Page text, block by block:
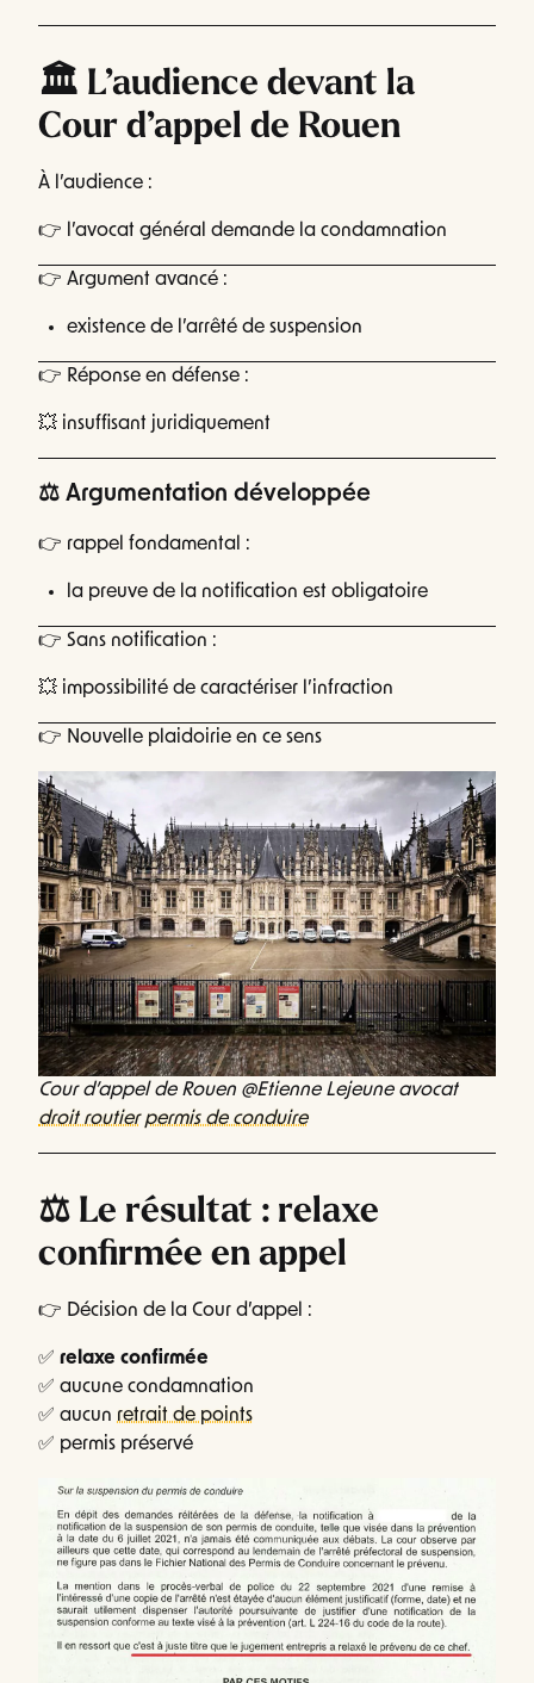
🏛️ L’audience devant la
Cour d’appel de Rouen
À l’audience :
👉 l’avocat général demande la condamnation
👉 Argument avancé :
existence de l’arrêté de suspension
👉 Réponse en défense :
💥 insuffisant juridiquement
⚖️ Argumentation développée
👉 rappel fondamental :
la preuve de la notification est obligatoire
👉 Sans notification :
💥 impossibilité de caractériser l’infraction
👉 Nouvelle plaidoirie en ce sens
Cour d’appel de Rouen @Etienne Lejeune avocat
droit routier permis de conduire
⚖️ Le résultat : relaxe
confirmée en appel
👉 Décision de la Cour d’appel :
✅ relaxe confirmée
✅ aucune condamnation
✅ aucun retrait de points
✅ permis préservé